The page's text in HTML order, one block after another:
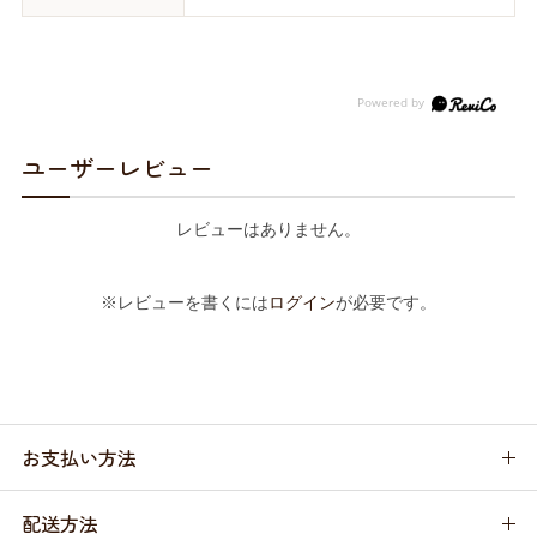
ユーザーレビュー
レビューはありません。
※レビューを書くにはログインが必要です。
お支払い方法
配送方法